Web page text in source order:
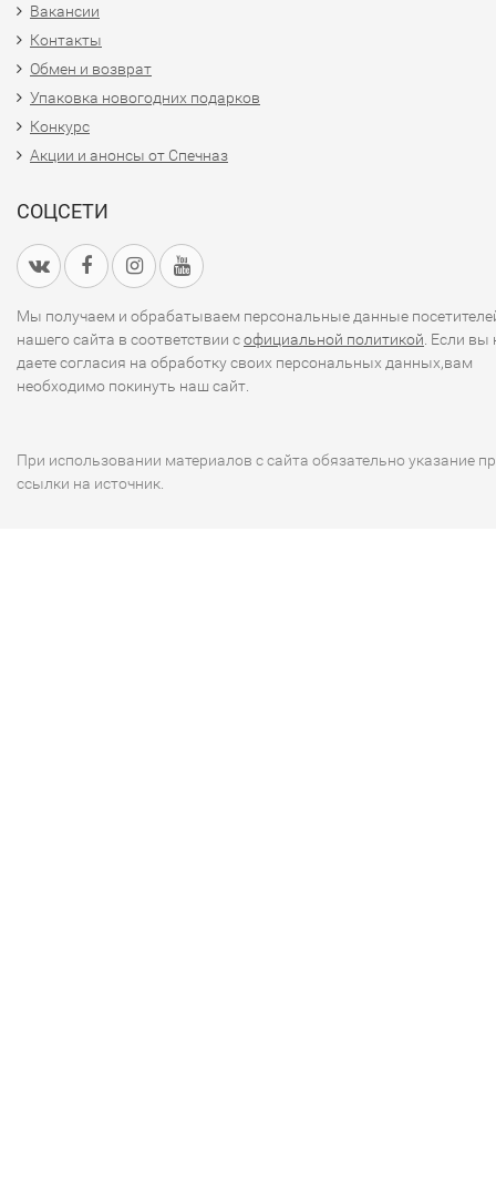
Вакансии
Контакты
Обмен и возврат
Упаковка новогодних подарков
Конкурс
Акции и анонсы от Спечназ
СОЦСЕТИ
Мы получаем и обрабатываем персональные данные
нашего сайта в соответствии софициальной политикой . Если вы
даете согласия на обработку своих персональных данных,вам
необходимо покинуть наш сайт.
При использовании материалов с сайта обязательно указание
ссылки на источник.